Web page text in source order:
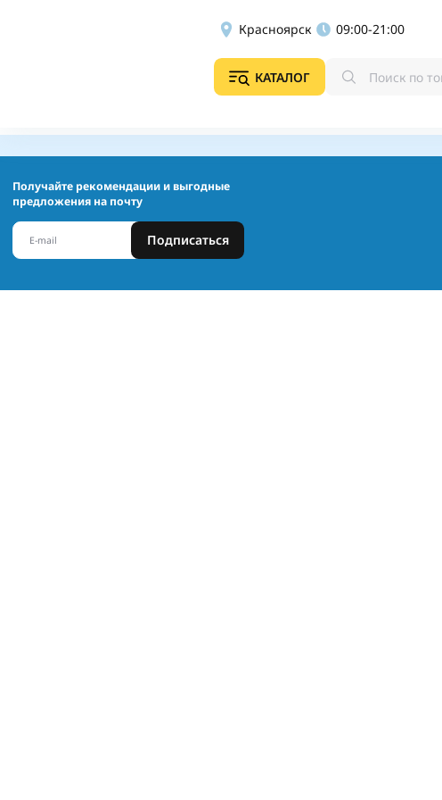
Красноярск 09:00-21:00
КАТАЛОГ
Получайте рекомендации и выгодные
предложения на почту
Подписаться